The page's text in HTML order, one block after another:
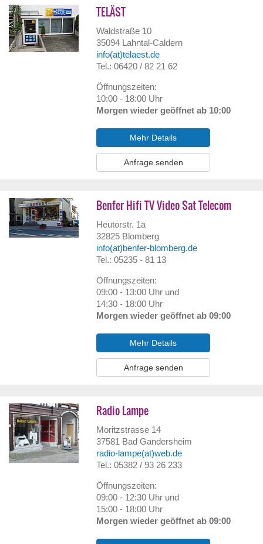
TELÄST
Waldstraße 10
35094 Lahntal-Caldern
info(at)telaest.de
Tel.: 06420 / 82 21 62
Öffnungszeiten:
10:00 - 18:00 Uhr
Morgen wieder geöffnet ab 10:00
Mehr Details
Anfrage senden
Benfer Hifi TV Video Sat Telecom
Heutorstr. 1a
32825 Blomberg
info(at)benfer-blomberg.de
Tel.: 05235 - 81 13
Öffnungszeiten:
09:00 - 13:00 Uhr und
14:30 - 18:00 Uhr
Morgen wieder geöffnet ab 09:00
Mehr Details
Anfrage senden
Radio Lampe
Moritzstrasse 14
37581 Bad Gandersheim
radio-lampe(at)web.de
Tel.: 05382 / 93 26 233
Öffnungszeiten:
09:00 - 12:30 Uhr und
15:00 - 18:00 Uhr
Morgen wieder geöffnet ab 09:00